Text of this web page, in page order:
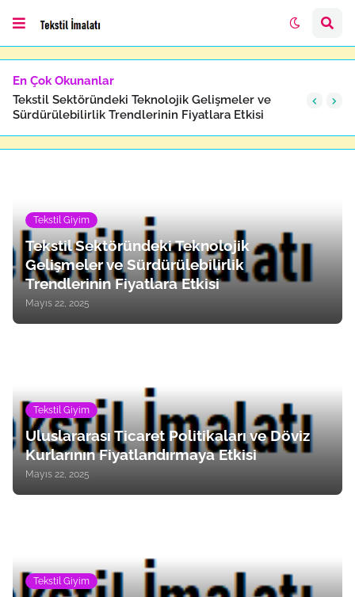
En Çok Okunanlar
Tekstil Sektöründeki Teknolojik Gelişmeler ve
Sürdürülebilirlik Trendlerinin Fiyatlara Etkisi
Tekstil Giyim
Tekstil Sektöründeki Teknolojik
Gelişmeler ve Sürdürülebilirlik
Trendlerinin Fiyatlara Etkisi
Mayıs 22, 2025
Tekstil Giyim
Uluslararası Ticaret Politikaları ve Döviz
Kurlarının Fiyatlandırmaya Etkisi
Mayıs 22, 2025
Tekstil Giyim